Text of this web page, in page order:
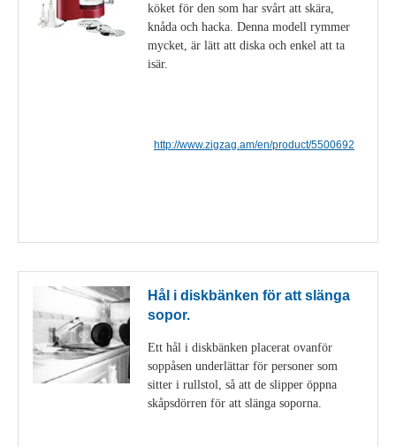
köket för den som har svårt att skära,
knåda och hacka. Denna modell rymmer
mycket, är lätt att diska och enkel att ta
isär.
http://www.zigzag.am/en/product/5500692
Hål i diskbänken för att slänga
sopor.
Ett hål i diskbänken placerat ovanför
soppåsen underlättar för personer som
sitter i rullstol, så att de slipper öppna
skåpsdörren för att slänga soporna.